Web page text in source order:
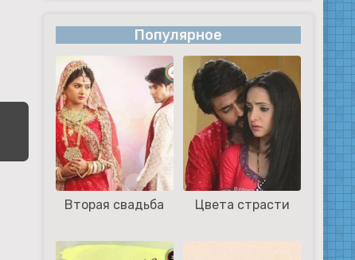
Популярное
Вторая свадьба Цвета страсти